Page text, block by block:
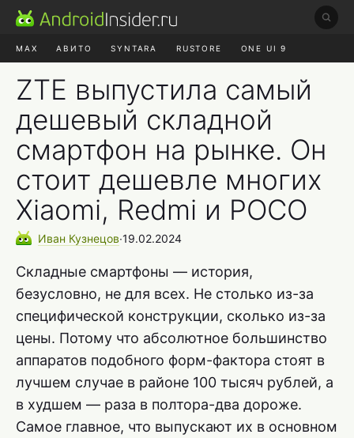
MAX АВИТО SYNTARA RUSTORE ONE UI 9
ZTE выпустила самый
дешевый складной
смартфон на рынке. Он
стоит дешевле многих
Xiaomi, Redmi и POCO
Иван Кузнецов∙19.02.2024
Складные смартфоны — история,
безусловно, не для всех. Не столько из-за
специфической конструкции, сколько из-за
цены. Потому что абсолютное большинство
аппаратов подобного форм-фактора стоят в
лучшем случае в районе 100 тысяч рублей, а
в худшем — раза в полтора-два дороже.
Самое главное, что выпускают их в основном